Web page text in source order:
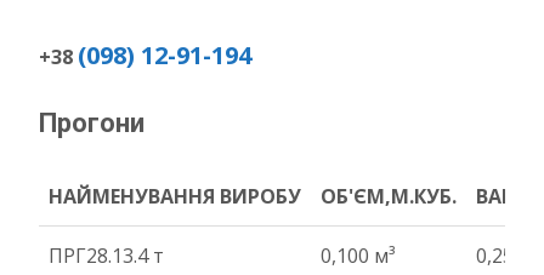
+38 (098) 12-91-194
Прогони
НАЙМЕНУВАННЯ ВИРОБУ ОБ'ЄМ,М.КУБ.
ВАГА
НАЙМЕНУВАННЯ ВИРОБУ
ОБ'ЄМ,М.КУБ. ВАГА
ПРГ28.13.4 т 0,100 м³ 0,25 т